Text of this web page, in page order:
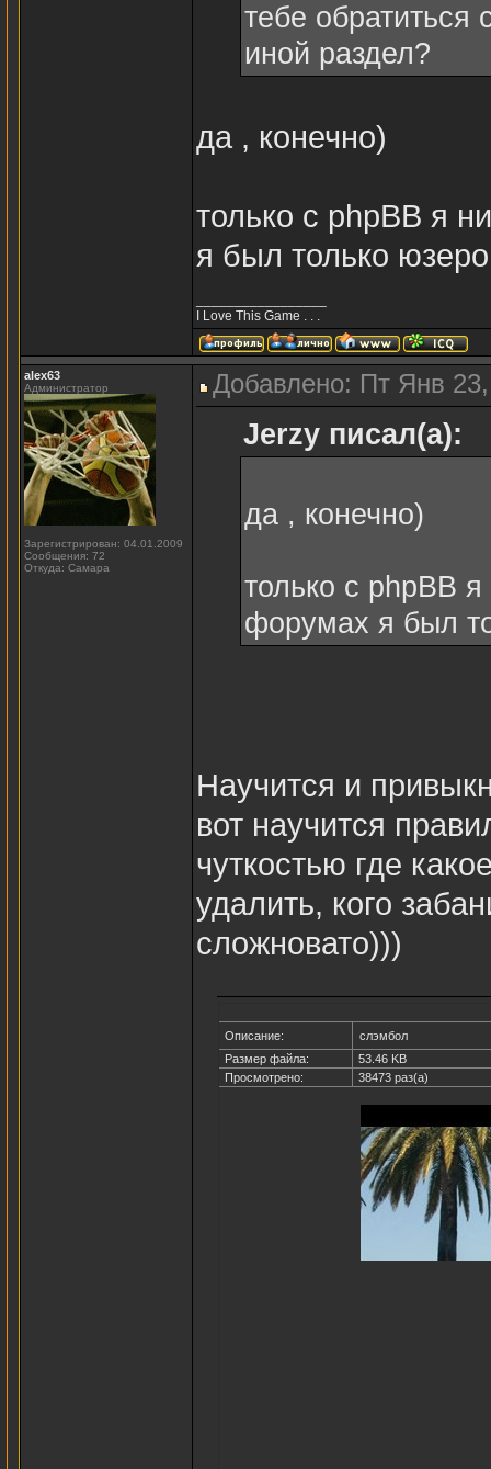
тебе обратиться
иной раздел?
да , конечно)
только с phpBB я
я был только
I Love This Game . . .
alex63
Администратор
Зарегистрирован: 04.01.2009
Сообщения: 72
Откуда: Самара
Добавлено: Пт Янв
Jerzy писал(а):
да , конечно)
только с phpBB
форумах я был
Научится и
вот научится
чуткостью где
удалить, кого
сложновато)))
Описание:
слэмбол
Размер файла:
53.46 KB
Просмотрено:
38473 раз(а)